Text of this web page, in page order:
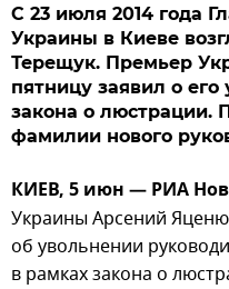
С 23 июля 2014 года
Украины в Киеве
Терещук. Премьер
пятницу заявил о
закона о люстрации.
фамилии нового
КИЕВ, 5 июн — РИА
Украины Арсений
об увольнении
в рамках закона о